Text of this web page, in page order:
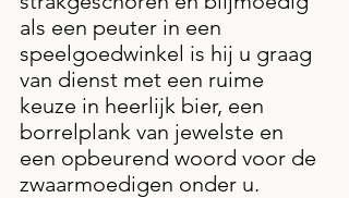
als een peuter in een
speelgoedwinkel is hij u graag
van dienst met een ruime
keuze in heerlijk bier, een
borrelplank van jewelste en
een opbeurend woord voor de
zwaarmoedigen onder u.